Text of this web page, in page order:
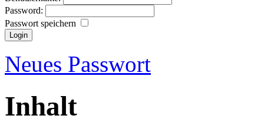
Password:
Passwort speichern
Neues Passwort
Inhalt